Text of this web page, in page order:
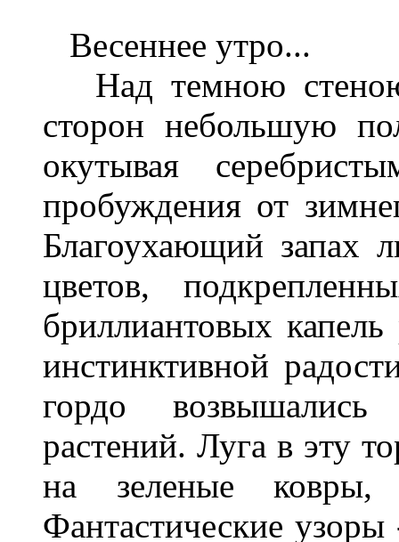
Весеннее утро...
Над темною
сторон небольшую
окутывая
пробуждения от
Благоухающий запах
цветов,
бриллиантовых
инстинктивной
гордо
растений. Луга в эту
на зеленые ковры,
Фантастические